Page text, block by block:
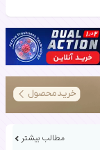
مطالب بیشتر